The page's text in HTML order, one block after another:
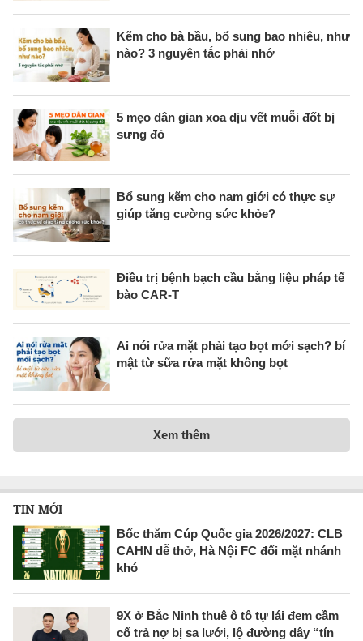
Kẽm cho bà bầu, bổ sung bao nhiêu, như
nào? 3 nguyên tắc phải nhớ
5 mẹo dân gian xoa dịu vết muỗi đốt bị
sưng đỏ
Bổ sung kẽm cho nam giới có thực sự
giúp tăng cường sức khỏe?
Điều trị bệnh bạch cầu bằng liệu pháp tế
bào CAR-T
Ai nói rửa mặt phải tạo bọt mới sạch? bí
mật từ sữa rửa mặt không bọt
Xem thêm
TIN MỚI
Bốc thăm Cúp Quốc gia 2026/2027: CLB
CAHN dễ thở, Hà Nội FC đối mặt nhánh
khó
9X ở Bắc Ninh thuê ô tô tự lái đem cầm
cố trả nợ bị sa lưới, lộ đường dây “tín